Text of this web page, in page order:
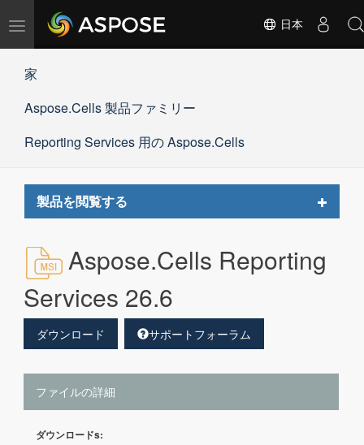
ナ
ー
ョ
の
日本
家
Aspose.Cells 製品ファミリー
Reporting Services 用の Aspose.Cells
製品を閲覧する
Toggle
Aspose.Cells Reporting
Services 26.6
ダウンロード サポートフォーラム
ファイルの詳細
ダウンロードs: